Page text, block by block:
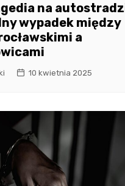
na
wypadek między
a
10 kwietnia 2025